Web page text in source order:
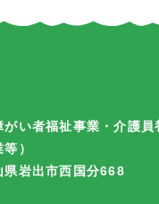
い者福祉事業・介護員
）
岩出市西国分668